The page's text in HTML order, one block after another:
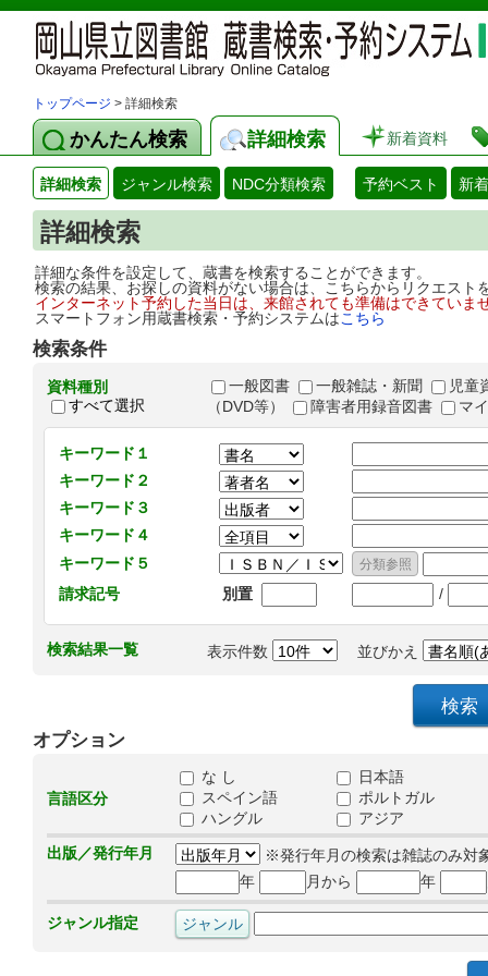
トップページ > 詳細検索
かんたん検索 詳細検索 新着資料
詳細検索 ジャンル検索 NDC分類検索 予約ベスト 新
詳細検索
詳細な条件を設定して、蔵書を検索することができます。
検索の結果、お探しの資料がない場合は、こちらからリクエス
インターネット予約した当日は、来館されても準備はできてい
スマートフォン用蔵書検索・予約システムはこちら
検索条件
資料種別
すべて選択
一般図書 一般雑誌・新聞
児童
（DVD等）
障害者用録音図書 マ
キーワード１
キーワード２
キーワード３
キーワード４
キーワード５
請求記号
別置 /
検索結果一覧 表示件数 並びかえ
オプション
言語区分
な し
日本語
スペイン語
ポルトガル
ハングル
アジア
出版／発行年月
※発行年月の検索は雑誌のみ対
年
月から 年
ジャンル指定